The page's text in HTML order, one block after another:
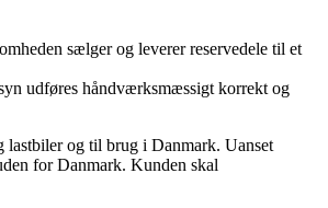
sælger og leverer reservedele til et
udføres håndværksmæssigt korrekt og
lastbiler og til brug i Danmark. Uanset
for Danmark. Kunden skal